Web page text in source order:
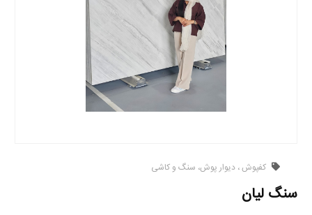
کفپوش ، دیوار پوش، سنگ و کاشی
سنگ لیان